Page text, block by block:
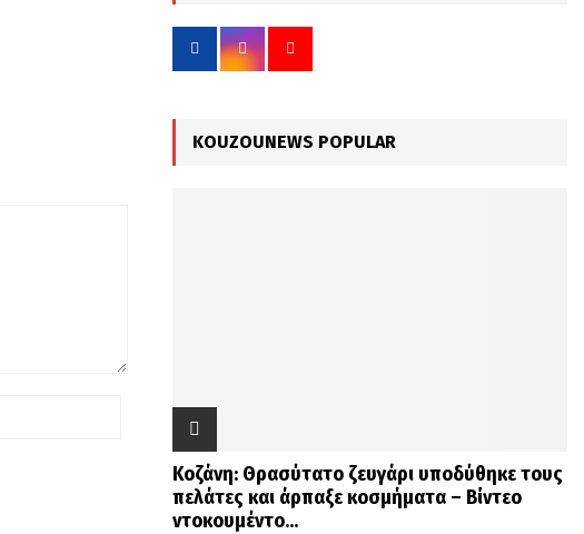
r
KOUZOUNEWS POPULAR
Κοζάνη: Θρασύτατο ζευγάρι υποδύθηκε τους
πελάτες και άρπαξε κοσμήματα – Βίντεο
ντοκουμέντο...